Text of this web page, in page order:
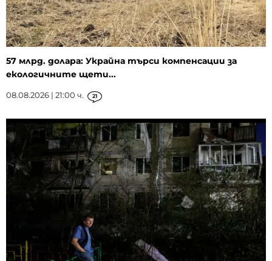
57 млрд. долара: Украйна търси компенсации за
екологичните щети...
08.08.2026 | 21:00 ч. 21